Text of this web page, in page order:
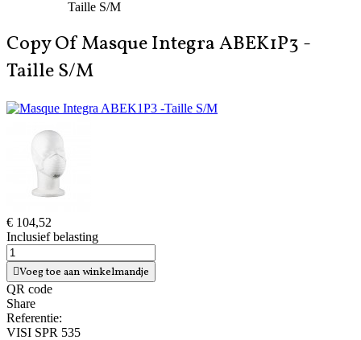
Copy Of Masque Integra ABEK1P3 -
Taille S/M
€ 104,52
Inclusief belasting
Voeg toe aan winkelmandje
QR code
Share
Referentie:
VISI SPR 535